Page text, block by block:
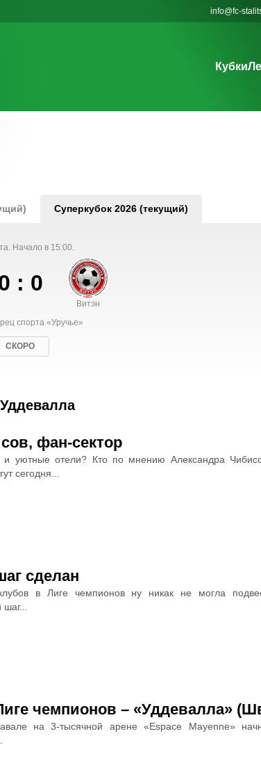
info@fc-
Кубки
Суперкубок 2026 (текущий)
Начало в 15:00.
: 0
Витэн
спорта «Уручье»
СКОРО
фан-сектор
уютные отели? Кто по мнению Александра
сегодня...
сделан
в Лиге чемпионов ну никак не могла
чемпионов – «Уддевалла»
на 3-тысячной арене «Espace Mayenne»